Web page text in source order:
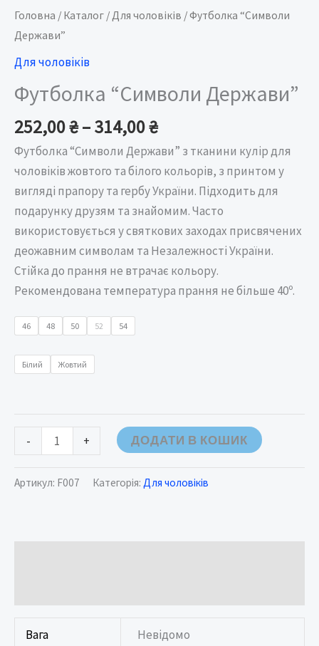
Головна / Каталог / Для чоловіків / Футболка “Символи
Держави”
Для чоловіків
Футболка “Символи Держави”
252,00₴–314,00₴
Футболка “Символи Держави” з тканини кулір для
чоловіків жовтого та білого кольорів, з принтом у
вигляді прапору та гербу України. Підходить для
подарунку друзям та знайомим. Часто
використовується у святкових заходах присвячених
деожавним символам та Незалежності України.
Стійка до прання не втрачає кольору.
Рекомендована температура прання не більше 40º.
46 48 50 52 54
Білий Жовтий
- + ДОДАТИ В КОШИК
Артикул: F007 Категорія: Для чоловіків
Вага Невідомо